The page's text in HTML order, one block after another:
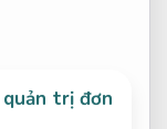
trị đơn